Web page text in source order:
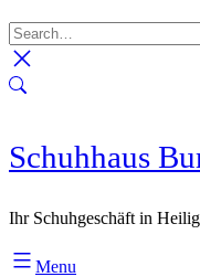
to
content
Schuhhaus
Ihr Schuhgeschäft in
Menu